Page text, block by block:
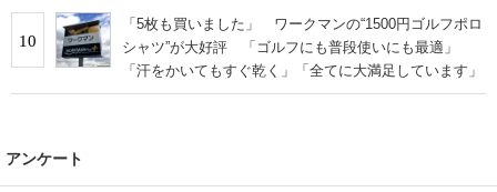
10
「5枚も買いました」 ワークマンの“1500円ゴルフポロ
シャツ”が大好評 「ゴルフにも普段使いにも最適」
「汗をかいてもすぐ乾く」「全てに大満足しています」
アンケート